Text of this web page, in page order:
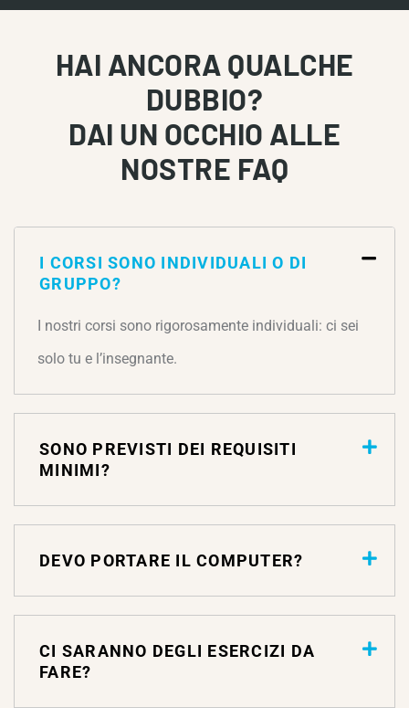
HAI ANCORA QUALCHE
DUBBIO?
DAI UN OCCHIO ALLE
NOSTRE FAQ
I CORSI SONO INDIVIDUALI O DI
GRUPPO?
I nostri corsi sono rigorosamente individuali: ci sei
solo tu e l’insegnante.
SONO PREVISTI DEI REQUISITI
MINIMI?
DEVO PORTARE IL COMPUTER?
CI SARANNO DEGLI ESERCIZI DA
FARE?